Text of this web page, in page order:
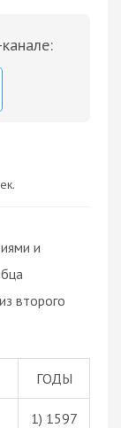
и
второго
ГОДЫ
1) 1597